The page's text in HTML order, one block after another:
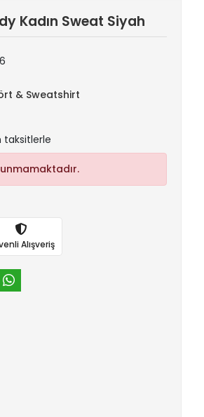
Kadın Sweat Siyah
& Sweatshirt
taksitlerle
Alışveriş